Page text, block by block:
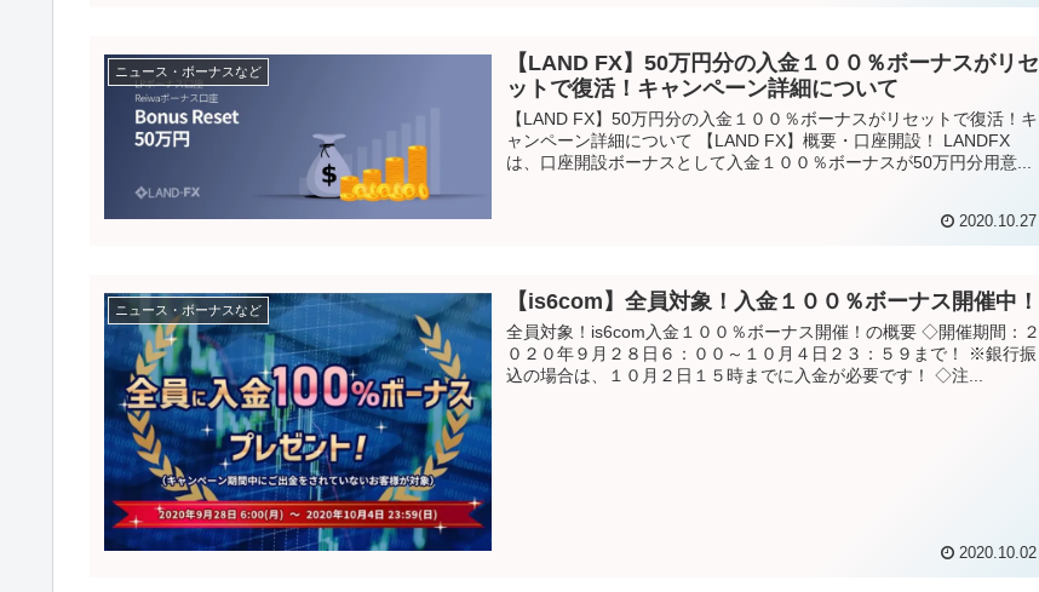
ニュース・ボーナスなど
【LAND FX】50万円分の入金１００％ボーナスがリセ
ットで復活！キャンペーン詳細について
【LAND FX】50万円分の入金１００％ボーナスがリセットで復活！キ
ャンペーン詳細について 【LAND FX】概要・口座開設！ LANDFX
は、口座開設ボーナスとして入金１００％ボーナスが50万円分用意...
2020.10.27
ニュース・ボーナスなど 【is6com】全員対象！入金１００％ボーナス開催中！
全員対象！is6com入金１００％ボーナス開催！の概要 ◇開催期間：２
０２０年９月２８日６：００～１０月４日２３：５９まで！ ※銀行振
込の場合は、１０月２日１５時までに入金が必要です！ ◇注...
2020.10.02